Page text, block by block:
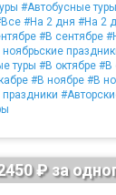
#Автобусные туры
#На 2 дня #На 2
#В сентябре
туры #В октябре #В
#В ноябре #В
₽ за